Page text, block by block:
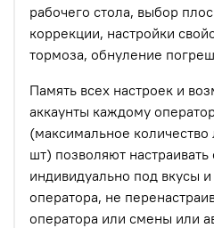
рабочего стола, выбор
коррекции, настройки
тормоза, обнуление
Память всех настроек и
аккаунты каждому
(максимальное
шт) позволяют настраивать
индивидуально под вкусы
оператора, не
оператора или смены или